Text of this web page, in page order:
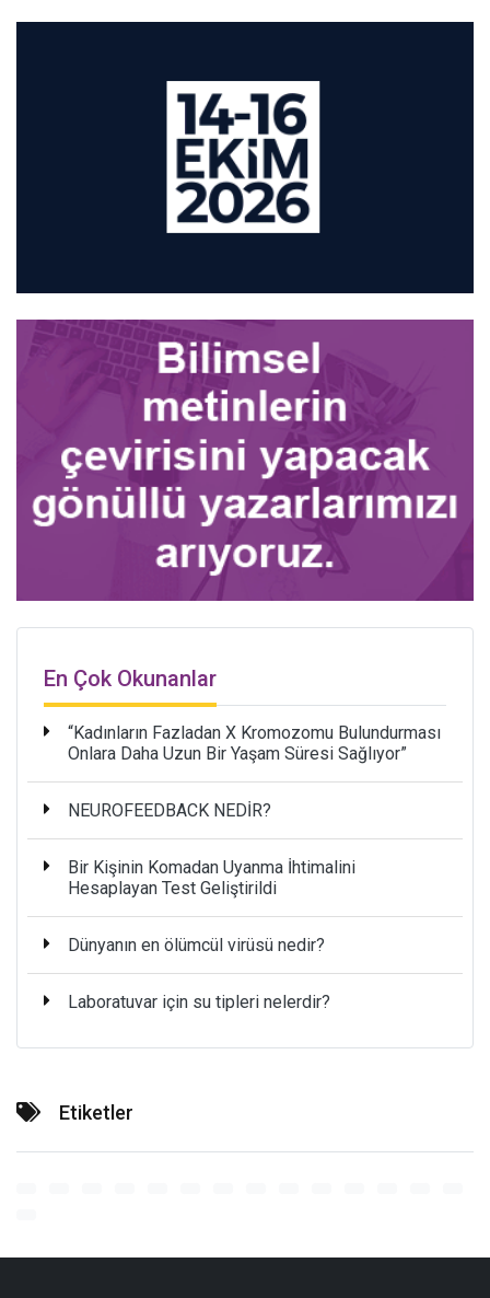
En Çok Okunanlar
“Kadınların Fazladan X Kromozomu Bulundurması
Onlara Daha Uzun Bir Yaşam Süresi Sağlıyor”
NEUROFEEDBACK NEDİR?
Bir Kişinin Komadan Uyanma İhtimalini
Hesaplayan Test Geliştirildi
Dünyanın en ölümcül virüsü nedir?
Laboratuvar için su tipleri nelerdir?
Etiketler